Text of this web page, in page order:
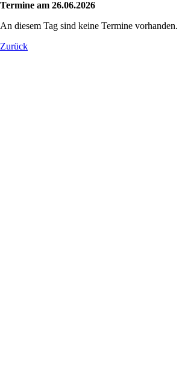
Termine am 26.06.2026
An diesem Tag sind keine Termine vorhanden.
Zurück